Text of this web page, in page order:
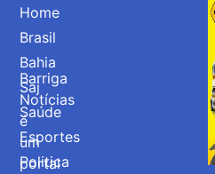
Barriga
Notícias
é
um
portal
Home
Brasil
Bahia
Saj
Saúde
Esportes
Politica